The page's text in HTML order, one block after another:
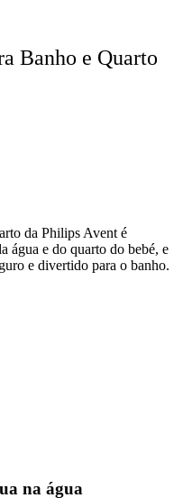
Banho e Quarto
da Philips Avent é
água e do quarto do bebé, e
e divertido para o banho.
na água